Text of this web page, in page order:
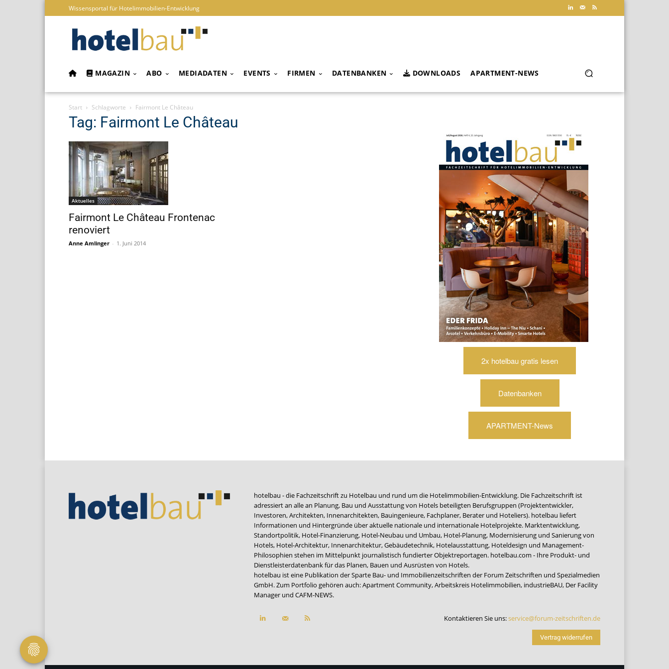
Wissensportal für Hotelimmobilien-Entwicklung
MAGAZIN ABO MEDIADATEN EVENTS FIRMEN DATENBANKEN DOWNLOADS APARTMENT-NEWS
Start Schlagworte Fairmont Le Château
Tag: Fairmont Le Château
Aktuelles
Fairmont Le Château Frontenac
renoviert
Anne Amlinger - 1. Juni 2014
2x hotelbau gratis lesen
Datenbanken
APARTMENT-News
hotelbau - die Fachzeitschrift zu Hotelbau und rund um die Hotelimmobilien-Entwicklung. Die Fachzeitschrift ist
adressiert an alle an Planung, Bau und Ausstattung von Hotels beteiligten Berufsgruppen (Projektentwickler,
Investoren, Architekten, Innenarchitekten, Bauingenieure, Fachplaner, Berater und Hoteliers). hotelbau liefert
Informationen und Hintergründe über aktuelle nationale und internationale Hotelprojekte. Marktentwicklung,
Standortpolitik, Hotel-Finanzierung, Hotel-Neubau und Umbau, Hotel-Planung, Modernisierung und Sanierung von
Hotels, Hotel-Architektur, Innenarchitektur, Gebäudetechnik, Hotelausstattung, Hoteldesign und Management-
Philosophien stehen im Mittelpunkt journalistisch fundierter Objektreportagen. hotelbau.com - Ihre Produkt- und
Dienstleisterdatenbank für das Planen, Bauen und Ausrüsten von Hotels.
hotelbau ist eine Publikation der Sparte Bau- und Immobilienzeitschriften der Forum Zeitschriften und Spezialmedien
GmbH. Zum Portfolio gehören auch:Apartment Community,Arbeitskreis Hotelimmobilien, industrieBAU, Der Facility
Manager und CAFM-NEWS.
Kontaktieren Sie uns:service@forum-zeitschriften.de
Vertrag widerrufen